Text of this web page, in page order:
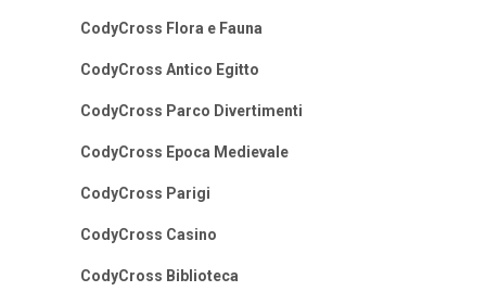
CodyCross Flora e Fauna
CodyCross Antico Egitto
CodyCross Parco Divertimenti
CodyCross Epoca Medievale
CodyCross Parigi
CodyCross Casino
CodyCross Biblioteca